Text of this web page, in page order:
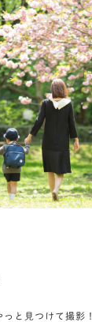
っと見つけて撮影